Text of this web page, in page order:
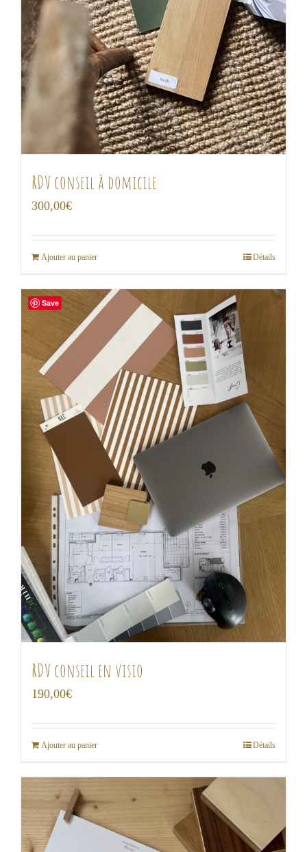
RDV conseil à domicile
300,00€
Ajouter au panier Détails
RDV conseil en visio
190,00€
Ajouter au panier Détails
Save